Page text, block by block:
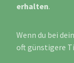
erhalten.
Wenn du bei
oft günstigere